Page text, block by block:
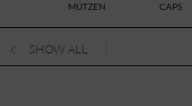
MÜTZEN CAPS
SHOW ALL